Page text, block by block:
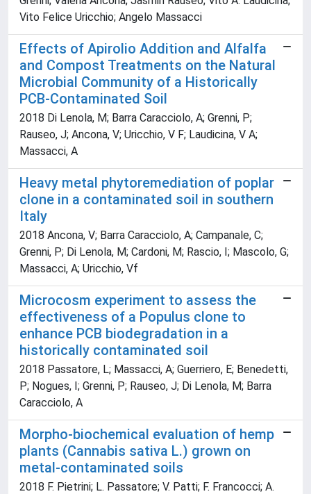
Vito Felice Uricchio; Angelo Massacci
Effects of Apirolio Addition and Alfalfa
and Compost Treatments on the Natural
Microbial Community of a Historically
PCB-Contaminated Soil
2018 Di Lenola, M; Barra Caracciolo, A; Grenni, P;
Rauseo, J; Ancona, V; Uricchio, V F; Laudicina, V A;
Massacci, A
Heavy metal phytoremediation of poplar
clone in a contaminated soil in southern
Italy
2018 Ancona, V; Barra Caracciolo, A; Campanale, C;
Grenni, P; Di Lenola, M; Cardoni, M; Rascio, I; Mascolo, G;
Massacci, A; Uricchio, Vf
Microcosm experiment to assess the
effectiveness of a Populus clone to
enhance PCB biodegradation in a
historically contaminated soil
2018 Passatore, L; Massacci, A; Guerriero, E; Benedetti,
P; Nogues, I; Grenni, P; Rauseo, J; Di Lenola, M; Barra
Caracciolo, A
Morpho-biochemical evaluation of hemp
plants (Cannabis sativa L.) grown on
metal-contaminated soils
2018 F. Pietrini; L. Passatore; V. Patti; F. Francocci; A.